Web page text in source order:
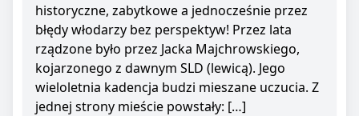
historyczne, zabytkowe a jednocześnie przez
błędy włodarzy bez perspektyw! Przez lata
rządzone było przez Jacka Majchrowskiego,
kojarzonego z dawnym SLD (lewicą). Jego
wieloletnia kadencja budzi mieszane uczucia. Z
jednej strony mieście powstały: […]